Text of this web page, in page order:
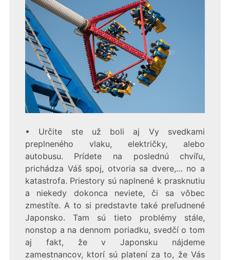
• Určite ste už boli aj Vy svedkami
preplneného vlaku, električky, alebo
autobusu. Prídete na poslednú chvíľu,
prichádza Váš spoj, otvoria sa dvere,… no a
katastrofa. Priestory sú naplnené k prasknutiu
a niekedy dokonca neviete, či sa vôbec
zmestíte. A to si predstavte také preľudnené
Japonsko. Tam sú tieto problémy stále,
nonstop a na dennom poriadku, svedčí o tom
aj fakt, že v Japonsku nájdeme
zamestnancov, ktorí sú platení za to, že Vás